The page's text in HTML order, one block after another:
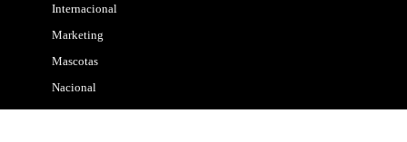
Internacional
Marketing
Mascotas
Nacional
Noticias